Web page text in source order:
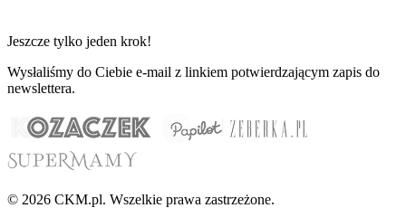
Jeszcze tylko jeden krok!
Wysłaliśmy do Ciebie e-mail z linkiem potwierdzającym zapis do
newslettera.
© 2026 CKM.pl. Wszelkie prawa zastrzeżone.